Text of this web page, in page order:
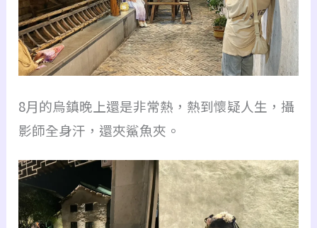
8月的烏鎮晚上還是非常熱，熱到懷疑人生，攝
影師全身汗，還夾鯊魚夾。